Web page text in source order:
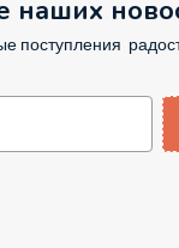
наших
поступления